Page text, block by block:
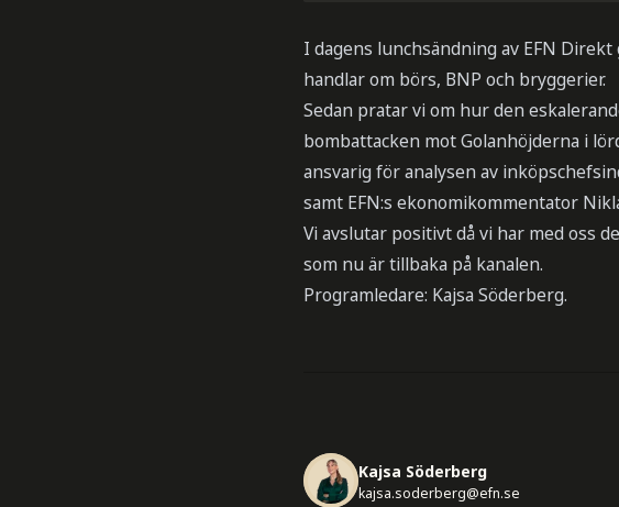
I dagens lunchsändning av EFN
handlar om börs, BNP och bryggerier.
Sedan pratar vi om hur den
bombattacken mot Golanhöjderna i
ansvarig för analysen av
samt EFN:s ekonomikommentator
Vi avslutar positivt då vi har med oss
som nu är tillbaka på kanalen.
Programledare: Kajsa Söderberg.
Kajsa Söderberg
kajsa.soderberg@efn.se